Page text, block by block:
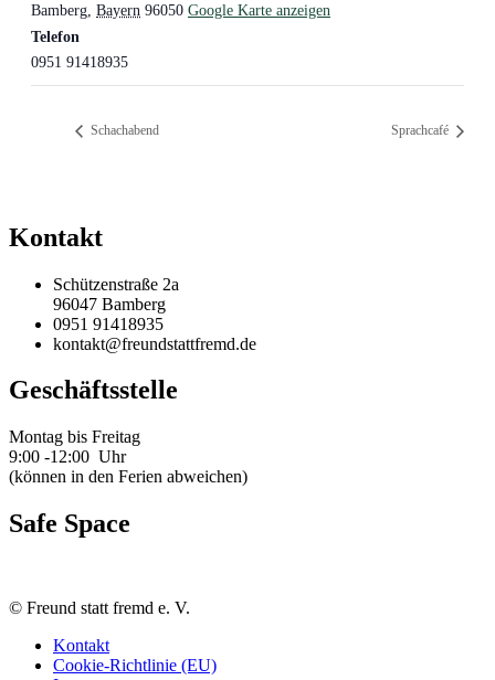
Bamberg Bayern 96050 Google Karte anzeigen
Telefon
0951 91418935
Schachabend Sprachcafé
Kontakt
Schützenstraße 2a
96047 Bamberg
0951 91418935
kontakt@freundstattfremd.de
Geschäftsstelle
Montag bis Freitag
9:00 -12:00 Uhr
(können in den Ferien abweichen)
Safe Space
© Freund statt fremd e. V.
Kontakt
Cookie-Richtlinie (EU)